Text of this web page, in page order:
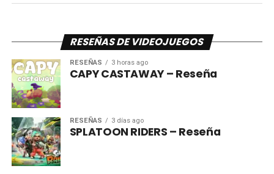
RESEÑAS DE VIDEOJUEGOS
RESEÑAS 3 horas ago
CAPY CASTAWAY – Reseña
RESEÑAS 3 días ago
SPLATOON RIDERS – Reseña